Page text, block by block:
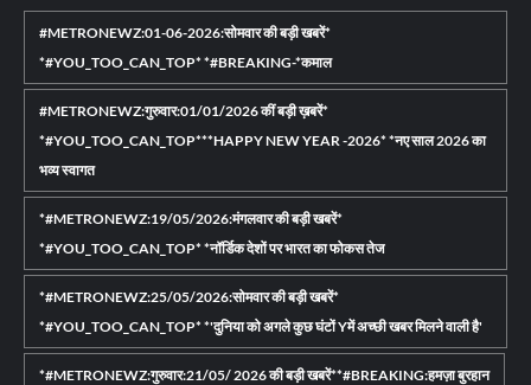
#METRONEWZ:01-06-2026:सोमवार की बड़ी खबरें*
*#YOU_TOO_CAN_TOP* *#BREAKING-*कमाल
#METRONEWZ:गुरुवार:01/01/2026 कीं बड़ी ख़बरें*
*#YOU_TOO_CAN_TOP***HAPPY NEW YEAR -2026* *नए साल 2026 का
भव्य स्वागत
*#METRONEWZ:19/05/2026:मंगलवार की बड़ी खबरें*
*#YOU_TOO_CAN_TOP* *नॉर्डिक देशों पर भारत का फोकस तेज
*#METRONEWZ:25/05/2026:सोमवार की बड़ी खबरें*
*#YOU_TOO_CAN_TOP* *'दुनिया को अगले कुछ घंटों Yमें अच्छी खबर मिलने वाली है'
*#METRONEWZ:गुरुवार:21/05/ 2026 की बड़ी खबरें**#BREAKING:हमज़ा बुरहान